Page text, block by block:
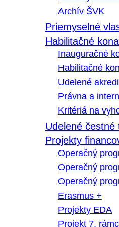
Archív ŠVK
Priemyselné
Habilitačné
Inauguračné
Habilitačné
Udelené
Právna a
Kritériá na
Udelené čestné
Projekty
Operačný
Operačný
Operačný
Erasmus +
Projekty EDA
Projekt 7.